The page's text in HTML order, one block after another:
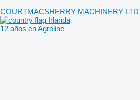
COURTMACSHERRY MACHINERY LTD
Irlanda
12 años en Agroline